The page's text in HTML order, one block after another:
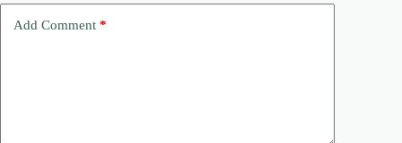
Add Comment *